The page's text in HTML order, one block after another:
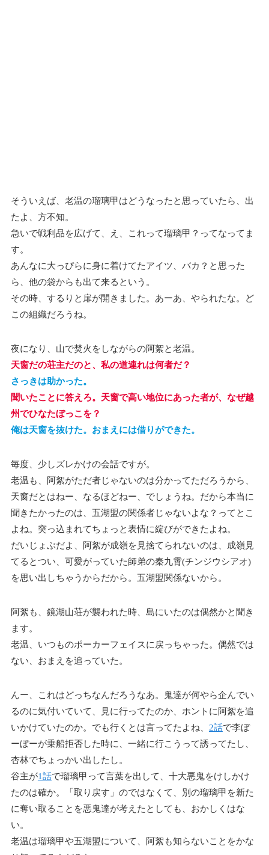
そういえば、老温の瑠璃甲はどうなったと思っていたら、出
たよ、方不知。
急いで戦利品を広げて、え、これって瑠璃甲？ってなってま
す。
あんなに大っぴらに身に着けてたアイツ、バカ？と思った
ら、他の袋からも出て来るという。
その時、するりと扉が開きました。あーあ、やられたな。ど
この組織だろうね。
夜になり、山で焚火をしながらの阿絮と老温。
天窗だの荘主だのと、私の道連れは何者だ？
さっきは助かった。
聞いたことに答えろ。天窗で高い地位にあった者が、なぜ越
州でひなたぼっこを？
俺は天窗を抜けた。おまえには借りができた。
毎度、少しズレかけの会話ですが。
老温も、阿絮がただ者じゃないのは分かってただろうから、
天窗だとはねー、なるほどねー、でしょうね。だから本当に
聞きたかったのは、五湖盟の関係者じゃないよな？ってとこ
よね。突っ込まれてちょっと表情に綻びができたよね。
だいじょぶだよ、阿絮が成嶺を見捨てられないのは、成嶺見
てるとつい、可愛がっていた師弟の秦九霄(チンジウシアオ)
を思い出しちゃうからだから。五湖盟関係ないから。
阿絮も、鏡湖山荘が襲われた時、島にいたのは偶然かと聞き
ます。
老温、いつものポーカーフェイスに戻っちゃった。偶然では
ない、おまえを追っていた。
んー、これはどっちなんだろうなあ。鬼達が何やら企んでい
るのに気付いていて、見に行ってたのか、ホントに阿絮を追
いかけていたのか。でも行くとは言ってたよね、 2話で李ぼ
ーぼーが乗船拒否した時に、一緒に行こうって誘ってたし、
杏林でちょっかい出したし。
谷主が1話で瑠璃甲って言葉を出して、十大悪鬼をけしかけ
たのは確か。「取り戻す」のではなくて、別の瑠璃甲を新た
に奪い取ることを悪鬼達が考えたとしても、おかしくはな
い。
老温は瑠璃甲や五湖盟について、阿絮も知らないことをかな